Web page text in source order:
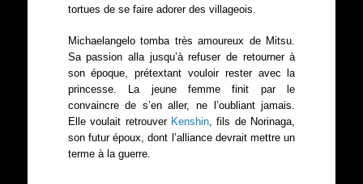
tortues de se faire adorer des villageois.
Michaelangelo tomba très amoureux de Mitsu.
Sa passion alla jusqu’à refuser de retourner à
son époque, prétextant vouloir rester avec la
princesse. La jeune femme finit par le
convaincre de s’en aller, ne l’oubliant jamais.
Elle voulait retrouver Kenshin, fils de Norinaga,
son futur époux, dont l’alliance devrait mettre un
terme à la guerre.